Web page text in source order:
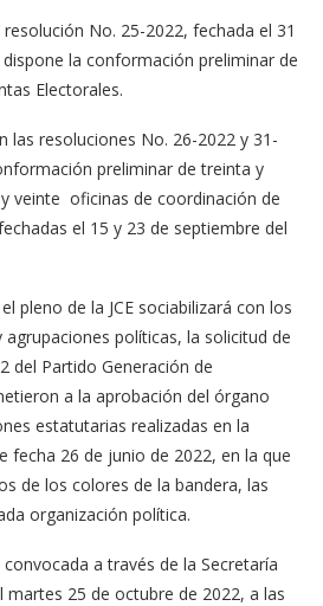
No. 25-2022, fechada el 31
la conformación preliminar de
Electorales.
las resoluciones No. 26-2022 y 31-
preliminar de treinta y
veinte oficinas de coordinación de
el 15 y 23 de septiembre del
pleno de la JCE sociabilizará con los
políticas, la solicitud de
del Partido Generación de
a la aprobación del órgano
estatutarias realizadas en la
fecha 26 de junio de 2022, en la que
de los colores de la bandera, las
organización política.
a través de la Secretaría
martes 25 de octubre de 2022, a las